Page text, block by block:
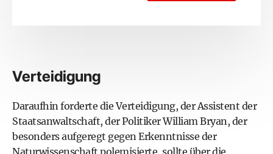
Verteidigung
Daraufhin forderte die Verteidigung, der Assistent der
Staatsanwaltschaft, der Politiker William Bryan, der
besonders aufgeregt gegen Erkenntnisse der